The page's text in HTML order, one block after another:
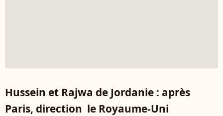
Hussein et Rajwa de Jordanie : après
Paris, direction le Royaume-Uni